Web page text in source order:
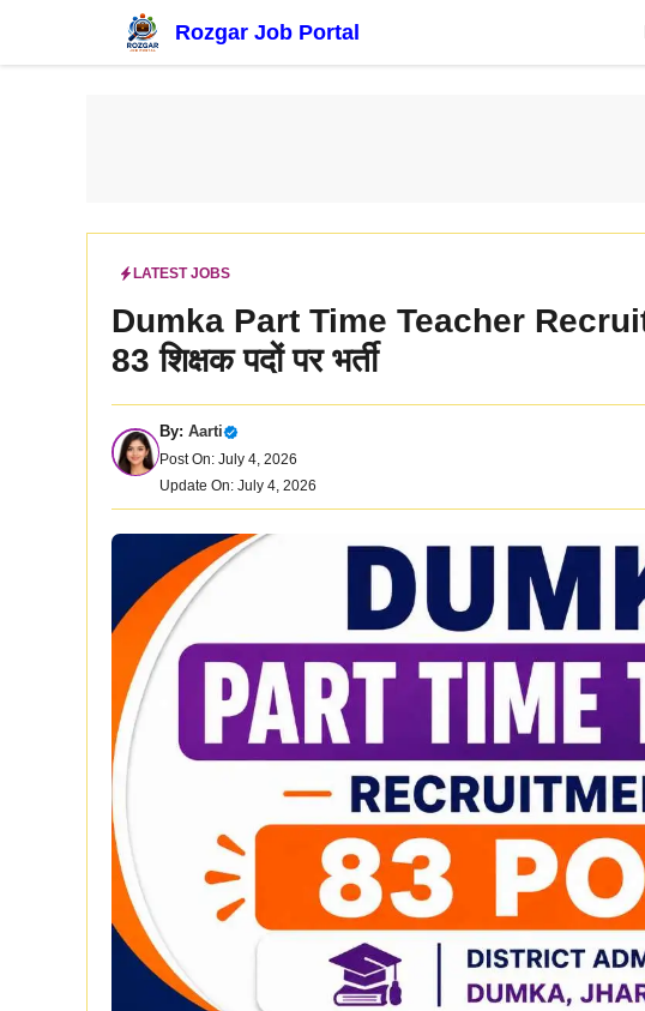
Rozgar Job Portal
LATEST JOBS
Dumka Part Time Teacher
83 शिक्षक पदों पर भर्ती
By: Aarti
Post On: July 4, 2026
Update On: July 4, 2026